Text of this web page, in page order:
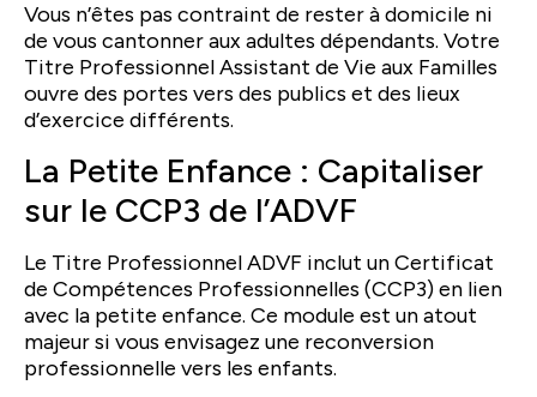
Vous n’êtes pas contraint de rester à domicile ni
de vous cantonner aux adultes dépendants. Votre
Titre Professionnel Assistant de Vie aux Familles
ouvre des portes vers des publics et des lieux
d’exercice différents.
La Petite Enfance : Capitaliser
sur le CCP3 de l’ADVF
Le Titre Professionnel ADVF inclut un Certificat
de Compétences Professionnelles (CCP3) en lien
avec la petite enfance. Ce module est un atout
majeur si vous envisagez une reconversion
professionnelle vers les enfants.